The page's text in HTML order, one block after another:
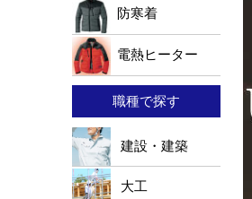
防寒着
電熱ヒーター
職種で探す
建設・建築
大工